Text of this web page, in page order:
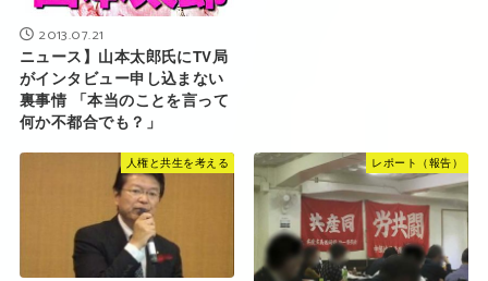
2013.07.21
ニュース】山本太郎氏にTV局
がインタビュー申し込まない
裏事情 「本当のことを言って
何か不都合でも？」
人権と共生を考える レポート（報告）